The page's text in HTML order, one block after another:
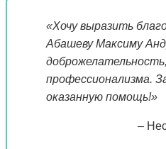
«Хочу выразить
Абашеву Максиму
профессионализма.
оказанную помощь!»
–